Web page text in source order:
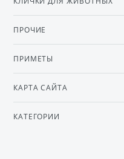
ПРОЧИЕ
ПРИМЕТЫ
КАРТА САЙТА
КАТЕГОРИИ